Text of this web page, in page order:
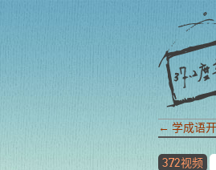
← 学成语
372视频